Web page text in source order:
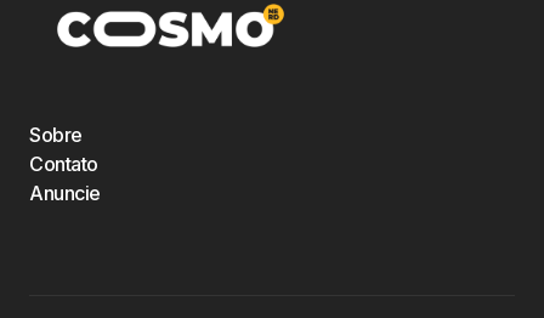
Sobre
Contato
Anuncie